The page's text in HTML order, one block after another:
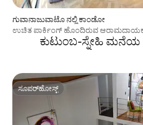
ಗುವಾನಾಜುವಾಟೊ ನಲ್ಲಿ ಕಾಂಡೋ
ಉಚಿತ ಪಾರ್ಕಿಂಗ್ ಹೊಂದಿರುವ
ಅಪಾರ್ಟ್‌ಮೆಂಟ್ಕುಟುಂಬ-ಸ್ನೇಹಿ ಮನೆಯ
ಸೂಪರ್‌ಹೋಸ್ಟ್
ಸೂಪರ್‌ಹೋಸ್ಟ್